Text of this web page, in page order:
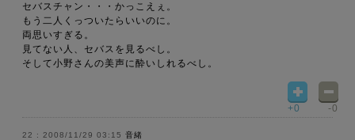
セバスチャン・・・かっこえぇ。
もう二人くっついたらいいのに。
両思いすぎる。
見てない人、セバスを見るべし。
そして小野さんの美声に酔いしれるべし。
+0 -0
2008/11/29 03:15 音緒